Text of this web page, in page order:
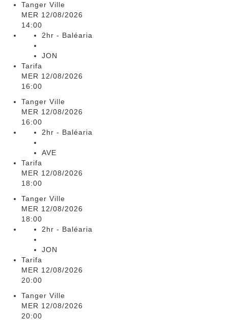
Tanger Ville
MER 12/08/2026
14:00
2hr - Baléaria
JON
Tarifa
MER 12/08/2026
16:00
Tanger Ville
MER 12/08/2026
16:00
2hr - Baléaria
AVE
Tarifa
MER 12/08/2026
18:00
Tanger Ville
MER 12/08/2026
18:00
2hr - Baléaria
JON
Tarifa
MER 12/08/2026
20:00
Tanger Ville
MER 12/08/2026
20:00